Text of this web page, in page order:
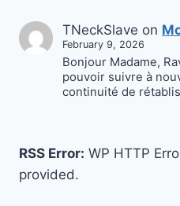
TNeckSlave on
February 9, 2026
Bonjour Madame,
pouvoir suivre à
continuité de
RSS Error: WP HTTP
provided.